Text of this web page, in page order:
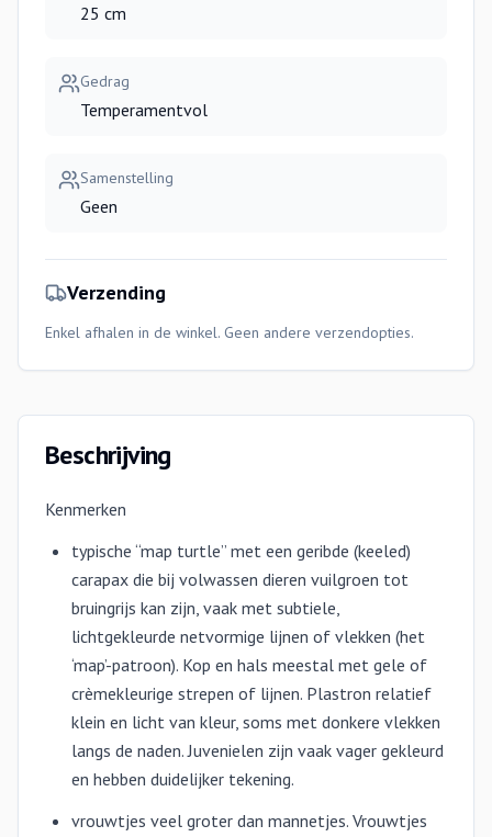
25 cm
Gedrag
Temperamentvol
Samenstelling
Geen
Verzending
Enkel afhalen in de winkel. Geen andere verzendopties.
Beschrijving
Kenmerken
typische “map turtle” met een geribde (keeled)
carapax die bij volwassen dieren vuilgroen tot
bruingrijs kan zijn, vaak met subtiele,
lichtgekleurde netvormige lijnen of vlekken (het
‘map’-patroon). Kop en hals meestal met gele of
crèmekleurige strepen of lijnen. Plastron relatief
klein en licht van kleur, soms met donkere vlekken
langs de naden. Juvenielen zijn vaak vager gekleurd
en hebben duidelijker tekening.
vrouwtjes veel groter dan mannetjes. Vrouwtjes